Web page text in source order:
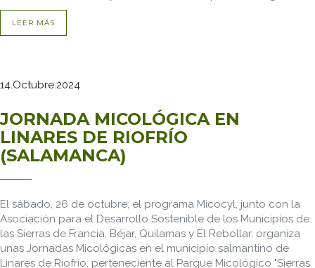
LEER MÁS
14.Octubre.2024
JORNADA MICOLÓGICA EN
LINARES DE RIOFRÍO
(SALAMANCA)
El sábado, 26 de octubre, el programa Micocyl, junto con la
Asociación para el Desarrollo Sostenible de los Municipios de
las Sierras de Francia, Béjar, Quilamas y El Rebollar, organiza
unas Jornadas Micológicas en el municipio salmantino de
Linares de Riofrío, perteneciente al Parque Micológico "Sierras